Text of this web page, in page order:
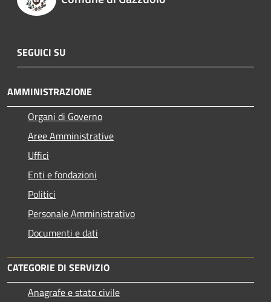
SEGUICI SU
AMMINISTRAZIONE
Organi di Governo
Aree Amministrative
Uffici
Enti e fondazioni
Politici
Personale Amministrativo
Documenti e dati
CATEGORIE DI SERVIZIO
Anagrafe e stato civile